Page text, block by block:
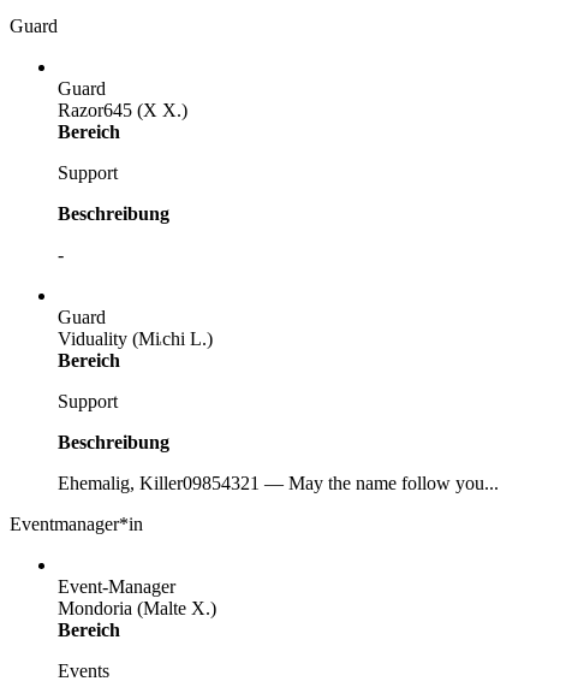
Guard
Guard
Razor645 (X X.)
Bereich
Support
Beschreibung
-
Guard
Viduality (Mitchi L.)
Bereich
Support
Beschreibung
Ehemalig, Killer09854321 — May the name follow you...
Eventmanager*in
Event-Manager
Mondoria (Malte X.)
Bereich
Events